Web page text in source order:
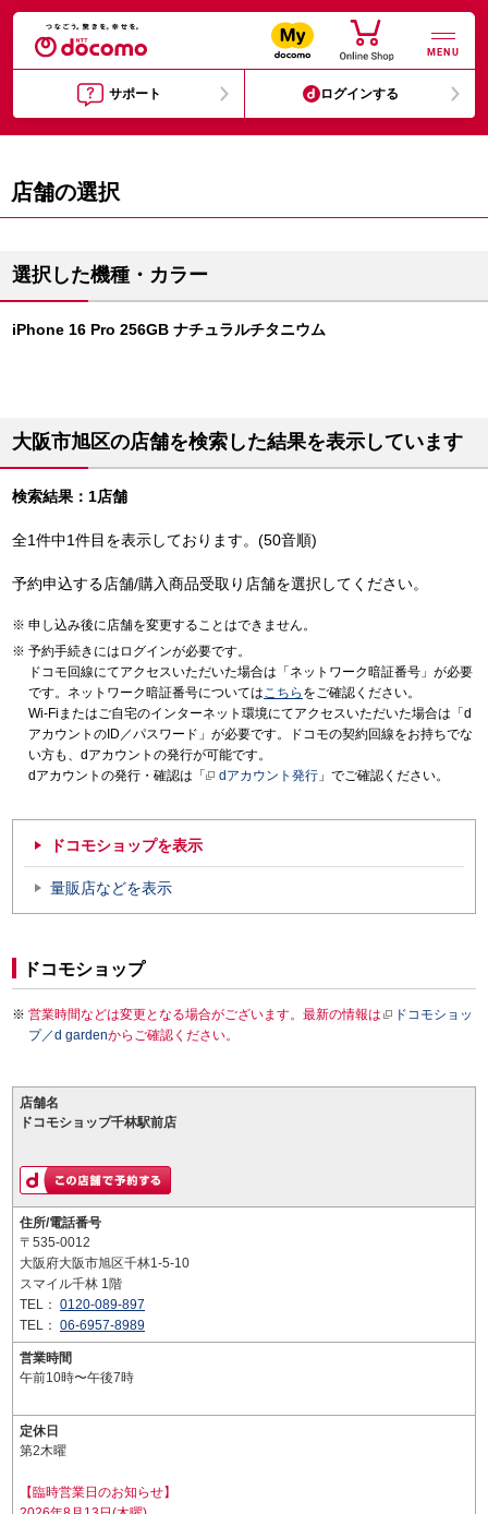
MENU
サポート ログインする
店舗の選択
選択した機種・カラー
iPhone 16 Pro 256GB ナチュラルチタニウム
大阪市旭区の店舗を検索した結果を表示しています
検索結果：1店舗
全1件中1件目を表示しております。(50音順)
予約申込する店舗/購入商品受取り店舗を選択してください。
申し込み後に店舗を変更することはできません。
予約手続きにはログインが必要です。
ドコモ回線にてアクセスいただいた場合は「ネットワーク暗証番号」が必要
です。ネットワーク暗証番号についてはこちら をご確認ください。
Wi-Fiまたはご自宅のインターネット環境にてアクセスいただいた場合は「d
アカウントのID／パスワード」が必要です。ドコモの契約回線をお持ちでな
い方も、dアカウントの発行が可能です。
dアカウントの発行・確認は「
dアカウント発行 」でご確認ください。
ドコモショップを表示
量販店などを表示
ドコモショップ
営業時間などは変更となる場合がございます。最新の情報は
ドコモショッ
プ／d gardenからご確認ください。
店舗名
ドコモショップ千林駅前店
住所/電話番号
〒535-0012
大阪府大阪市旭区千林1-5-10
スマイル千林 1階
TEL： 0120-089-897
TEL： 06-6957-8989
営業時間
午前10時〜午後7時
定休日
第2木曜
【臨時営業日のお知らせ】